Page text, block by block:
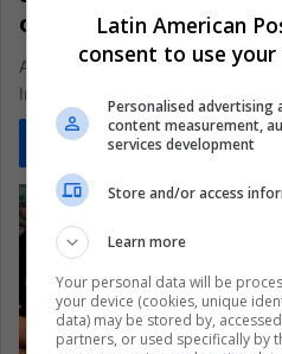
cierre de su cuenta
Ahora sólo podrá seguir la lujosa
Instagram, donde no parece
Read More »
Latin American
consent to use
Personalised advertising
content measurement,
services development
Store and/or access
Learn more
Your personal data will be
your device (cookies, unique
data) may be stored by,
partners, or used specifically by